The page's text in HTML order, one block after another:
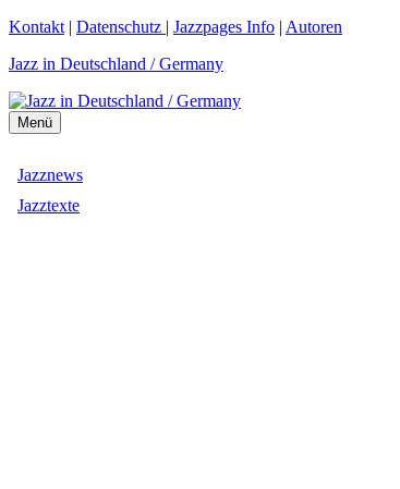
Zum
springen
Kontakt | Datenschutz | Jazzpages Info | Autoren
Jazz in Deutschland / Germany
Menü
Jazznews
Jazztexte